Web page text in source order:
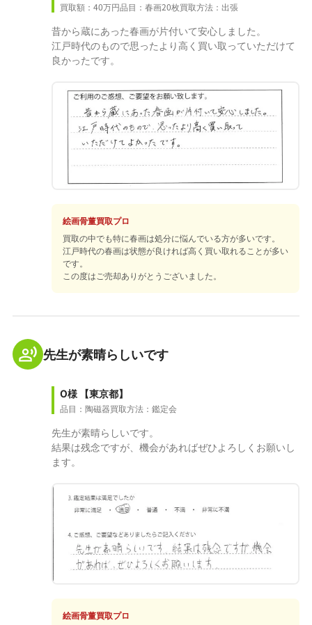
買取額：40万円品目：春画20枚買取方法：出張
昔から蔵にあった春画が片付いて安心しました。
江戸時代のもので思ったより高く買い取っていただけて
良かったです。
絵画骨董買取プロ
買取の中でも特に春画は処分に悩んでいる方が多いです。
江戸時代の春画は状態が良ければ高く買い取れることが多い
です。
この度はご売却ありがとうございました。
先生が素晴らしいです
O様 【東京都】
品目：陶磁器買取方法：鑑定会
先生が素晴らしいです。
結果は残念ですが、機会があればぜひよろしくお願いし
ます。
絵画骨董買取プロ